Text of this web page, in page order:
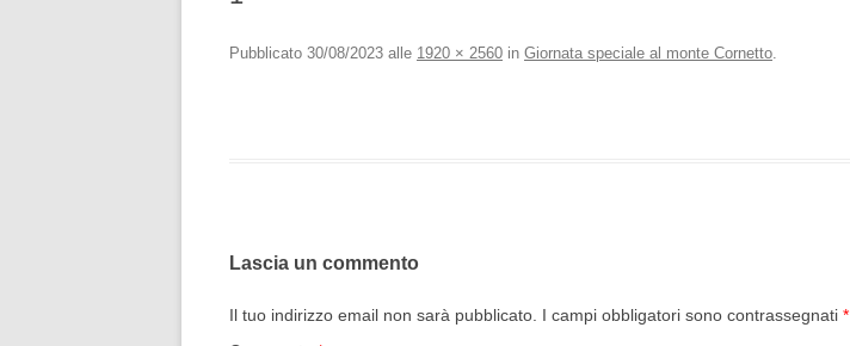
Pubblicato 30/08/2023 alle 1920 × 2560 in Giornata speciale al monte Cornetto.
Lascia un commento
Il tuo indirizzo email non sarà pubblicato. I campi obbligatori sono contrassegnati *